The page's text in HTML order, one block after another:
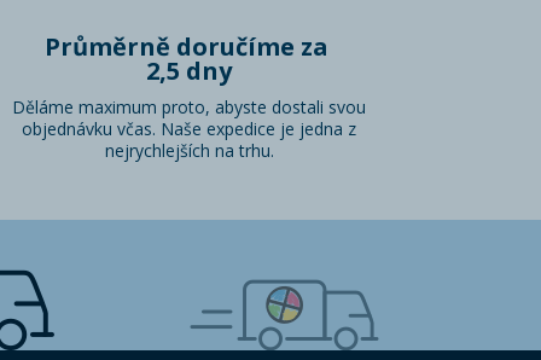
Průměrně doručíme za
2,5 dny
Děláme maximum proto, abyste dostali svou
objednávku včas. Naše expedice je jedna z
nejrychlejších na trhu.